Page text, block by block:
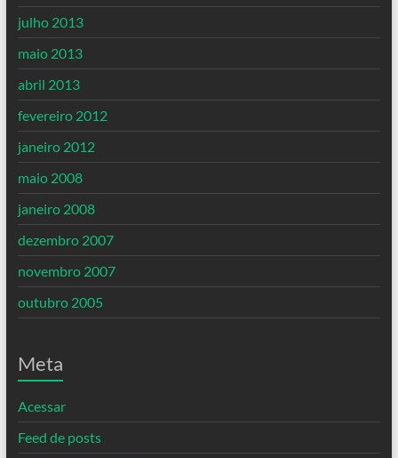
julho 2013
maio 2013
abril 2013
fevereiro 2012
janeiro 2012
maio 2008
janeiro 2008
dezembro 2007
novembro 2007
outubro 2005
Meta
Acessar
Feed de posts